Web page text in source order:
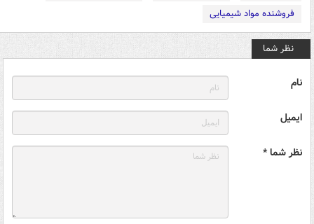
فروشنده مواد شیمیایی
نظر شما
نام
ایمیل
نظر شما *